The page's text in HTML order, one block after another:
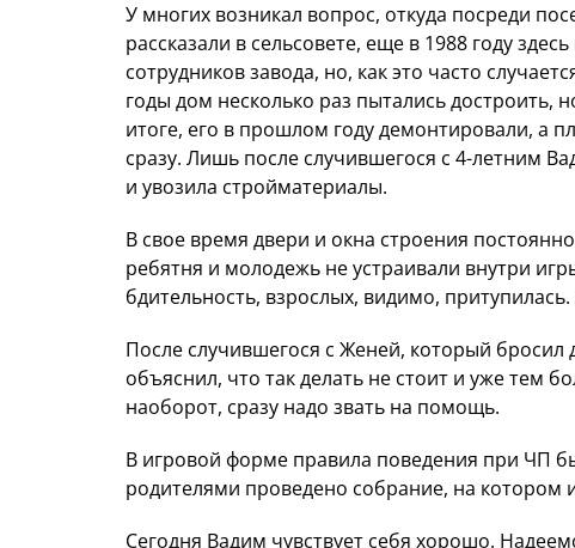
У многих возникал вопрос, откуда посреди
рассказали в сельсовете, еще в 1988 году
сотрудников завода, но, как это часто
годы дом несколько раз пытались достроить,
итоге, его в прошлом году демонтировали, а
сразу. Лишь после случившегося с 4-летним
и увозила стройматериалы.
В свое время двери и окна строения
ребятня и молодежь не устраивали внутри
бдительность, взрослых, видимо,
После случившегося с Женей, который бросил
объяснил, что так делать не стоит и уже тем
наоборот, сразу надо звать на помощь.
В игровой форме правила поведения при ЧП
родителями проведено собрание, на котором
Сегодня Вадим чувствует себя хорошо.